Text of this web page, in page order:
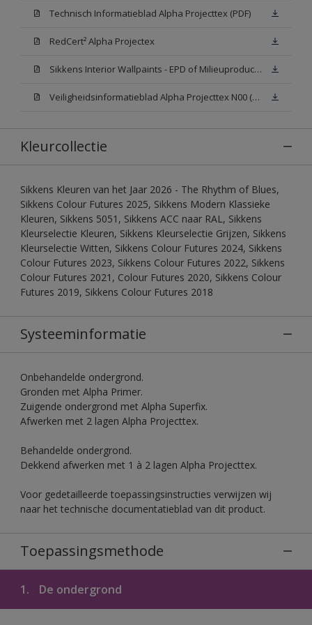
Technisch Informatieblad Alpha Projecttex (PDF)
RedCert² Alpha Projectex
Sikkens Interior Wallpaints - EPD of Milieuproductverklaring
Veiligheidsinformatieblad Alpha Projecttex N00 (MSDS)
Kleurcollectie
Sikkens Kleuren van het Jaar 2026 - The Rhythm of Blues,
Sikkens Colour Futures 2025, Sikkens Modern Klassieke
Kleuren, Sikkens 5051, Sikkens ACC naar RAL, Sikkens
Kleurselectie Kleuren, Sikkens Kleurselectie Grijzen, Sikkens
Kleurselectie Witten, Sikkens Colour Futures 2024, Sikkens
Colour Futures 2023, Sikkens Colour Futures 2022, Sikkens
Colour Futures 2021, Colour Futures 2020, Sikkens Colour
Futures 2019, Sikkens Colour Futures 2018
Systeeminformatie
Onbehandelde ondergrond.
Gronden met Alpha Primer.
Zuigende ondergrond met Alpha Superfix.
Afwerken met 2 lagen Alpha Projecttex.
Behandelde ondergrond.
Dekkend afwerken met 1 à 2 lagen Alpha Projecttex.
Voor gedetailleerde toepassingsinstructies verwijzen wij
naar het technische documentatieblad van dit product.
Toepassingsmethode
1. De ondergrond